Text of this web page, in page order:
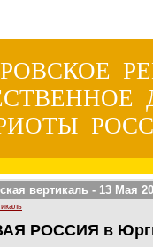
вертикаль - 13 Мая
РОССИЯ в